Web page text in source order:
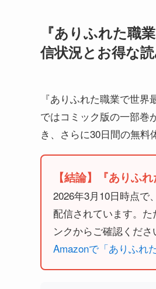
『ありふれた職
信状況とお得な
『ありふれた職業で世
ではコミック版の一部巻
き、さらに30日間の無料
【結論】『ありふ
2026年3月10日時点で
配信されています。
ンクからご確認くださ
Amazonで「ありふれ